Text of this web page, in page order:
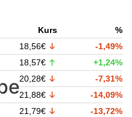
Kurs
%
18,56€
-1,49%
18,57€
+1,24%
20,28€
-7,31%
21,88€
-14,09%
21,79€
-13,72%